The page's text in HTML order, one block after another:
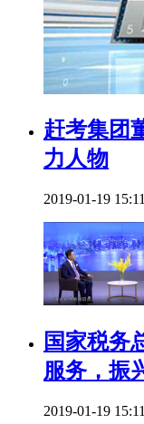
赶考集团
力人物
2019-01-19
国家税务
服务，振
2019-01-19